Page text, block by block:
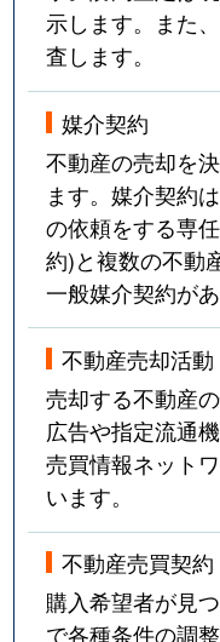
示します。また
査します。
媒介契約
不動産の売却を
ます。媒介契約
の依頼をする専
約)と複数の不動
一般媒介契約があ
不動産売却活動
売却する不動産
広告や指定流通
売買情報ネット
います。
不動産売買契約
購入希望者が見
で各種条件の調